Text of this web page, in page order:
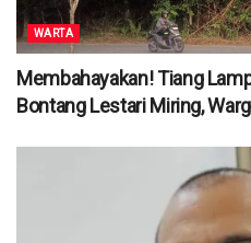
WARTA
Membahayakan! Tiang
Bontang Lestari Miring,